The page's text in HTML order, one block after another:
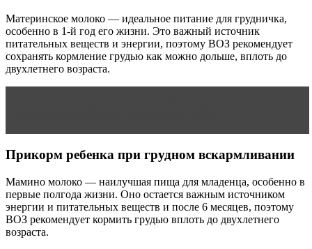
Материнское молоко — идеальное питание для грудничка,
особенно в 1-й год его жизни. Это важный источник
питательных веществ и энергии, поэтому ВОЗ рекомендует
сохранять кормление грудью как можно дольше, вплоть до
двухлетнего возраста.
Прикорм ребенка при грудном вскармливании
Мамино молоко — наилучшая пища для младенца, особенно в
первые полгода жизни. Оно остается важным источником
энергии и питательных веществ и после 6 месяцев, поэтому
ВОЗ рекомендует кормить грудью вплоть до двухлетнего
возраста.